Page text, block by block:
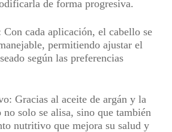
de forma progresiva.
Con cada aplicación, el cabello se
permitiendo ajustar el
según las preferencias
Gracias al aceite de argán y la
solo se alisa, sino que también
nutritivo que mejora su salud y